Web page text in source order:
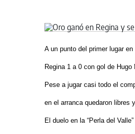
A un punto del primer lugar
Regina 1 a 0 con gol de Hugo
Pese a jugar casi todo el
en el arranca quedaron libres
El duelo en la “Perla del